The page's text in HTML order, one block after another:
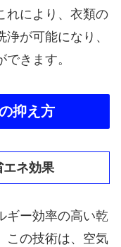
れにより、衣類の
が可能になり、
きます。
抑え方
エネ効果
ギー効率の高い乾
この技術は、空気